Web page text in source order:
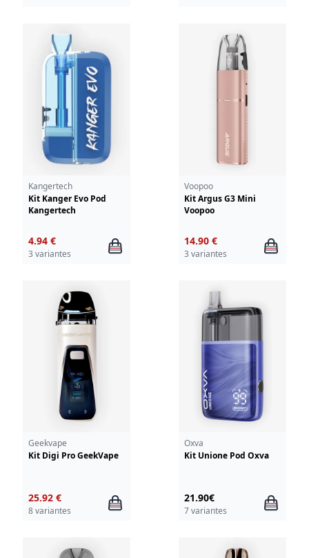
Kangertech
Kit Kanger Evo Pod
Kangertech
4.94 €
3 variantes
Voopoo
Kit Argus G3 Mini
Voopoo
14.90 €
3 variantes
Geekvape
Kit Digi Pro GeekVape
25.92 €
8 variantes
Oxva
Kit Unione Pod Oxva
21.90€
7 variantes